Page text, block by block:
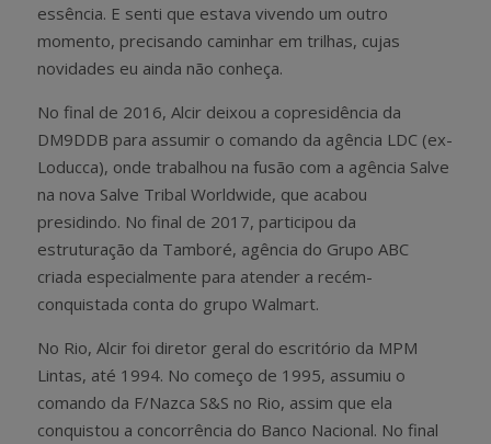
essência. E senti que estava vivendo um outro
momento, precisando caminhar em trilhas, cujas
novidades eu ainda não conheça.
No final de 2016, Alcir deixou a copresidência da
DM9DDB para assumir o comando da agência LDC (ex-
Loducca), onde trabalhou na fusão com a agência Salve
na nova Salve Tribal Worldwide, que acabou
presidindo. No final de 2017, participou da
estruturação da Tamboré, agência do Grupo ABC
criada especialmente para atender a recém-
conquistada conta do grupo Walmart.
No Rio, Alcir foi diretor geral do escritório da MPM
Lintas, até 1994. No começo de 1995, assumiu o
comando da F/Nazca S&S no Rio, assim que ela
conquistou a concorrência do Banco Nacional. No final